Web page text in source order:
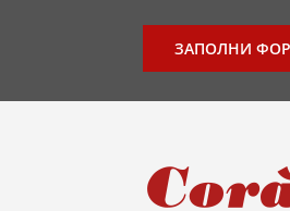
ЗАПОЛНИ